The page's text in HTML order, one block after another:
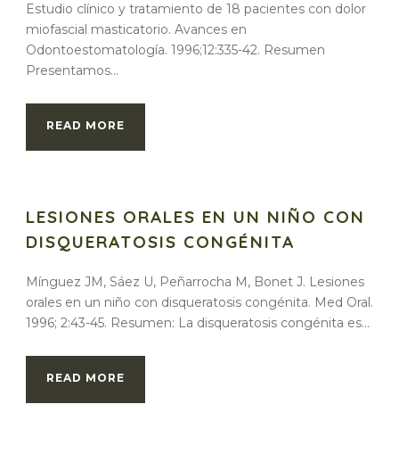
Estudio clínico y tratamiento de 18 pacientes con dolor
miofascial masticatorio. Avances en
Odontoestomatología. 1996;12:335-42. Resumen
Presentamos...
READ MORE
LESIONES ORALES EN UN NIÑO CON
DISQUERATOSIS CONGÉNITA
Mínguez JM, Sáez U, Peñarrocha M, Bonet J. Lesiones
orales en un niño con disqueratosis congénita. Med Oral.
1996; 2:43-45. Resumen: La disqueratosis congénita es...
READ MORE